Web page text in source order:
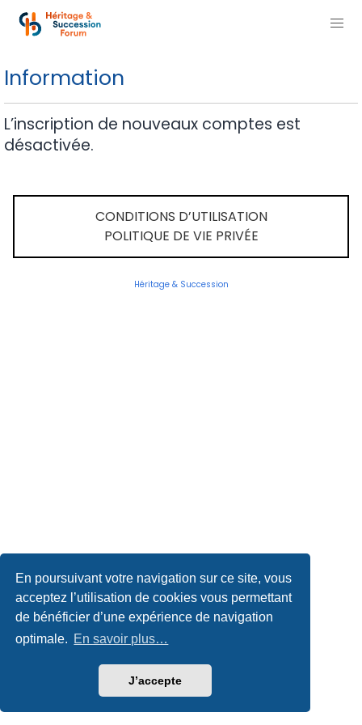
En poursuivant votre navigation sur ce site, vous
acceptez l’utilisation de cookies vous permettant
de bénéficier d’une expérience de navigation
optimale. En savoir plus…
J’accepte
Information
L’inscription de nouveaux comptes est
désactivée.
CONDITIONS D’UTILISATION
POLITIQUE DE VIE PRIVÉE
Héritage & Succession